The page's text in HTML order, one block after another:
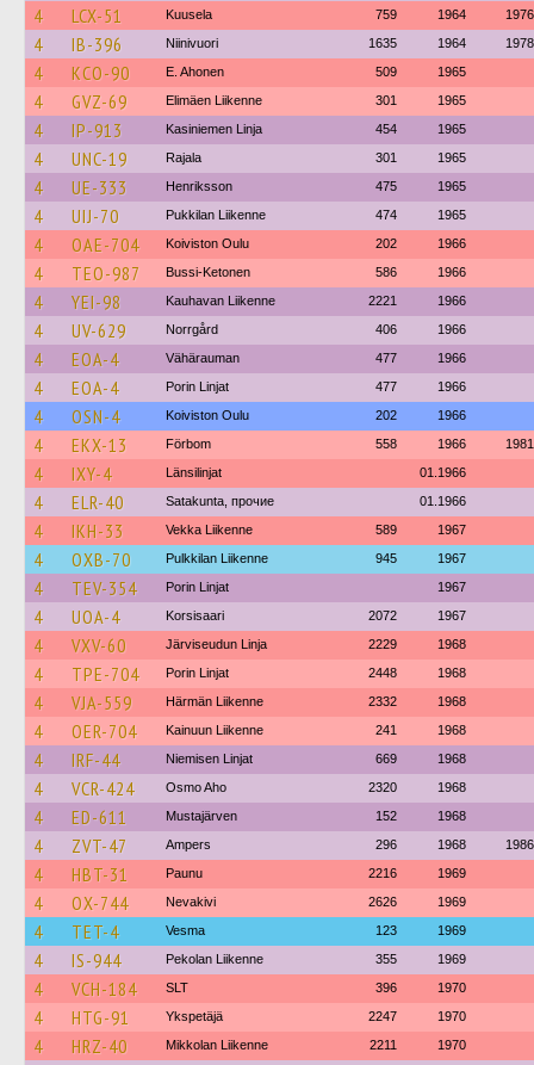
4 LCX-51 Kuusela 759 1964 1976
4 IB-396 Niinivuori 1635 1964 1978
4 KCO-90 E. Ahonen 509 1965
4 GVZ-69 Elimäen Liikenne 301 1965
4 IP-913 Kasiniemen Linja 454 1965
4 UNC-19 Rajala 301 1965
4 UE-333 Henriksson 475 1965
4 UIJ-70 Pukkilan Liikenne 474 1965
4 OAE-704 Koiviston Oulu 202 1966
4 TEO-987 Bussi-Ketonen 586 1966
4 YEI-98 Kauhavan Liikenne 2221 1966
4 UV-629 Norrgård 406 1966
4 EOA-4 Vähärauman 477 1966
4 EOA-4 Porin Linjat 477 1966
4 OSN-4 Koiviston Oulu 202 1966
4 EKX-13 Förbom 558 1966 1981
4 IXY-4 Länsilinjat 01.1966
4 ELR-40 Satakunta, прочие 01.1966
4 IKH-33 Vekka Liikenne 589 1967
4 OXB-70 Pulkkilan Liikenne 945 1967
4 TEV-354 Porin Linjat 1967
4 UOA-4 Korsisaari 2072 1967
4 VXV-60 Järviseudun Linja 2229 1968
4 TPE-704 Porin Linjat 2448 1968
4 VJA-559 Härmän Liikenne 2332 1968
4 OER-704 Kainuun Liikenne 241 1968
4 IRF-44 Niemisen Linjat 669 1968
4 VCR-424 Osmo Aho 2320 1968
4 ED-611 Mustajärven 152 1968
4 ZVT-47 Ampers 296 1968 1986
4 HBT-31 Paunu 2216 1969
4 OX-744 Nevakivi 2626 1969
4 TET-4 Vesma 123 1969
4 IS-944 Pekolan Liikenne 355 1969
4 VCH-184 SLT 396 1970
4 HTG-91 Ykspetäjä 2247 1970
4 HRZ-40 Mikkolan Liikenne 2211 1970